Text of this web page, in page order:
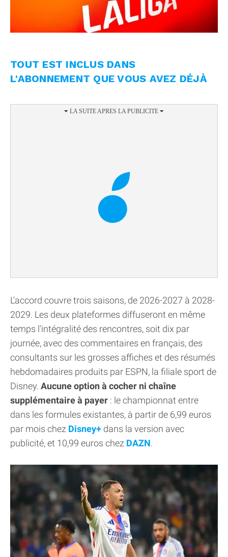
TOUT EST INCLUS DANS
L'ABONNEMENT QUE VOUS AVEZ DÉJÀ
L'accord couvre trois saisons, de 2026-2027 à 2028-
2029. Les deux plateformes diffuseront en même
temps l'intégralité des rencontres, soit dix par
journée, avec des commentaires en français, des
consultants sur les grosses affiches et des résumés
hebdomadaires produits par ESPN, la filiale sport de
Disney. Aucune option à cocher ni chaîne
supplémentaire à payer : le championnat entre
dans les formules existantes, à partir de 6,99 euros
par mois chez Disney+ dans la version avec
publicité, et 10,99 euros chez DAZN.